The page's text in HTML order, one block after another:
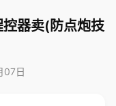
器卖(防点炮技
07日